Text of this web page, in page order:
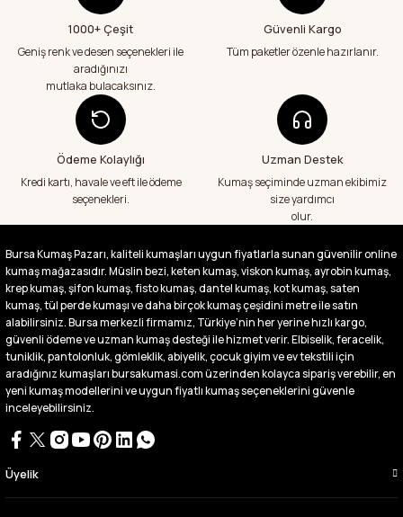
Teslimatım özenli güzel hazırlanmış bir
şekilde geldi çok memnun kaldım emeği
geçenlere teşekkür ediyorum
Abdurrahman Samsur | 24/07/2026
Aradığım kumaşçı artık hep buradan alış
veriş yapacağım in şa Allah çünkü 4 farklı
kumaş aldım hem ölçü olarak hem
görüntü,doku olarak çok memnun kaldım
emeği geçenlere teşekkür ediyorum
A... S... | 24/07/2026
büyük kolaylık emeği geçenlere teşekkür
ediyorum
Abdurrahman Samsur | 24/07/2026
Buradan ikinci alışverişim ikisinden de çok
memnun kaldım teşekkürler.
Büşra Singeç | 02/07/2026
Bursa kumaş pazarından defalarca kumaş
aldım videoda anlatılıp gosterildigi gibi
uygun fiyatlarından ve kalitesinden dolayı
tercih ettiğim kumaşçi
1000+ Çeşit
Geniş renk ve desen seçenekleri ile
aradığınızı
mutlaka bulacaksınız.
Güvenli Kargo
Tüm paketler özenle hazırlanır.
Ödeme Kolaylığı
Kredi kartı, havale ve eft ile ödeme
seçenekleri.
Uzman Destek
Kumaş seçiminde uzman ekibimiz
size yardımcı
olur.
Bursa Kumaş Pazarı, kaliteli kumaşları uygun fiyatlarla sunan güvenilir online
kumaş mağazasıdır. Müslin bezi, keten kumaş, viskon kumaş, ayrobin kumaş,
krep kumaş, şifon kumaş, fisto kumaş, dantel kumaş, kot kumaş, saten
kumaş, tül perde kumaşı ve daha birçok kumaş çeşidini metre ile satın
alabilirsiniz. Bursa merkezli firmamız, Türkiye’nin her yerine hızlı kargo,
güvenli ödeme ve uzman kumaş desteği ile hizmet verir. Elbiselik, feracelik,
tuniklik, pantolonluk, gömleklik, abiyelik, çocuk giyim ve ev tekstili için
aradığınız kumaşları bursakumasi.com üzerinden kolayca sipariş verebilir, en
yeni kumaş modellerini ve uygun fiyatlı kumaş seçeneklerini güvenle
inceleyebilirsiniz.
Üyelik